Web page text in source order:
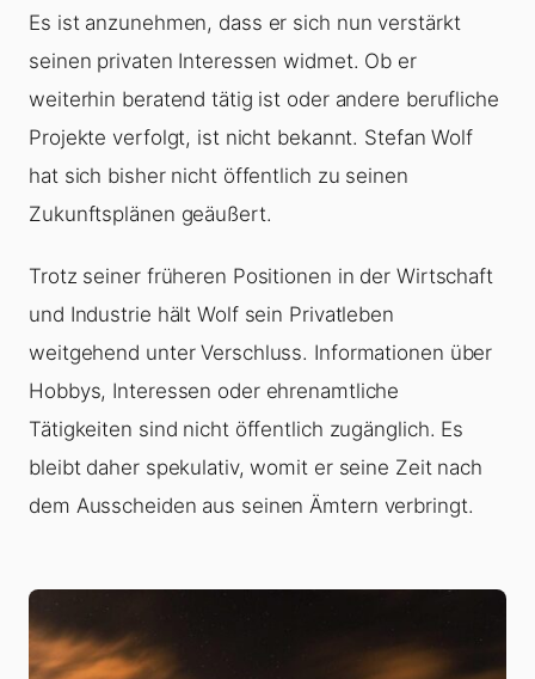
Es ist anzunehmen, dass er sich nun verstärkt
seinen privaten Interessen widmet. Ob er
weiterhin beratend tätig ist oder andere berufliche
Projekte verfolgt, ist nicht bekannt. Stefan Wolf
hat sich bisher nicht öffentlich zu seinen
Zukunftsplänen geäußert.
Trotz seiner früheren Positionen in der Wirtschaft
und Industrie hält Wolf sein Privatleben
weitgehend unter Verschluss. Informationen über
Hobbys, Interessen oder ehrenamtliche
Tätigkeiten sind nicht öffentlich zugänglich. Es
bleibt daher spekulativ, womit er seine Zeit nach
dem Ausscheiden aus seinen Ämtern verbringt.